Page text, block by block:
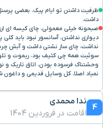
ظرفیت داشتن تو ایام پیک، بعضی
داشت.
صبحونه خیلی معمولی، چای کیسه ای
دیواری نداشتن، آسانسور نبود باید
نداشت، چای ساز نشتی داشت و آبش
سوئیت همه چی کثیف بود، ریموت و
وحشتناک فرسوده بودن، اتاق تاریک و
نمیاد اصلا، کل وسایل قدیمی و داغون
4
ندا محمدی
اقامت در فروردین 1404